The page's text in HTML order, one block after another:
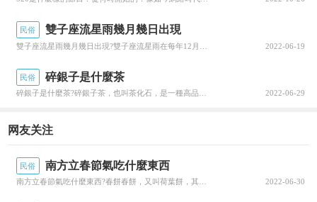
雖然漢朝已經做出了極大的讓步，但匈奴對此并不
滿足，還經常派兵在邊界進行小規模的侵犯。
個時期匈奴王朝達到了鼎盛。
民俗 雙子座流星雨幾月幾日出現
2022-06-19
民俗 碎銀子是什麼茶
2022-06-29
网友关注
民俗 南方立春節氣吃什麼東西
南方立春節氣吃什麼東西?春餅春餅，又叫荷葉餅，其實就是一種燙面薄餅春餅是用來卷菜吃的，菜包括熟菜和炒菜，接下來我們就來聊聊關于南方立春節氣吃什麼東西?以下内容大家不妨參考一二希望能幫到您!南方立春節氣吃什麼東西春餅春餅，又叫荷葉餅，其實就是... 2022-06-30